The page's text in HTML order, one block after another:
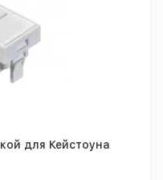
для Кейстоуна